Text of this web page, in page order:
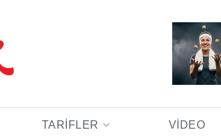
TARIFLER VIDEO